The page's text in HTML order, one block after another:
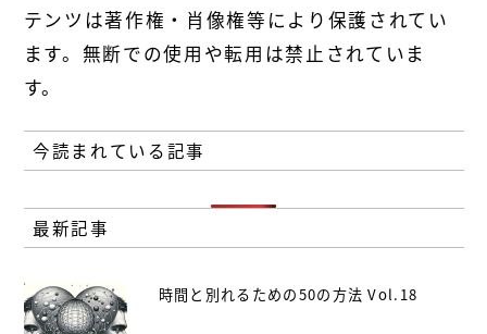
テンツは著作権・肖像権等により保護されてい
ます。無断での使用や転用は禁止されていま
す。
今読まれている記事
最新記事
時間と別れるための50の方法 Vol.18